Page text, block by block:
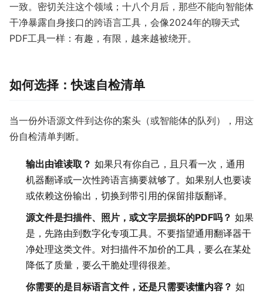
一致。密切关注这个领域；十八个月后，那些不能向智能体
干净暴露自身接口的跨语言工具，会像2024年的聊天式
PDF工具一样：有趣，有限，越来越被绕开。
如何选择：快速自检清单
当一份外语源文件到达你的案头（或智能体的队列），用这
份自检清单判断。
输出由谁读取？ 如果只有你自己，且只看一次，通用
机器翻译或一次性跨语言摘要就够了。如果别人也要读
或依赖这份输出，切换到带引用的保留排版翻译。
源文件是扫描件、照片，或文字层损坏的PDF吗？ 如果
是，先路由到数字化专项工具。不要指望通用翻译器干
净处理这类文件。对扫描件不加价的工具，要么在某处
降低了质量，要么干脆处理得很差。
你需要的是目标语言文件，还是只需要读懂内容？ 如